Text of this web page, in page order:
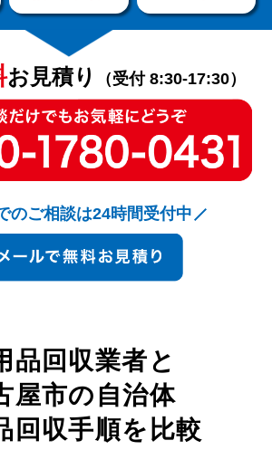
リア
の声
る質問
お見積り （受付 8:30-17:30）
のご相談は24時間受付中
品回収業者と
屋市の自治体
回収手順を比較